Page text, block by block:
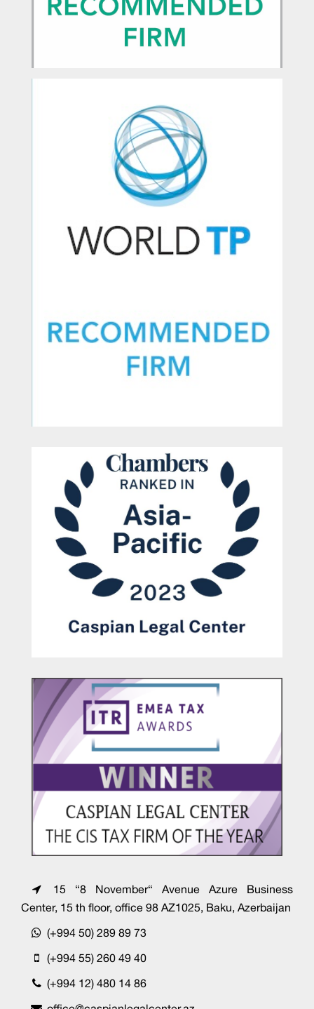
15 “8 November“ Avenue Azure Business
Center, 15 th floor, office 98 AZ1025, Baku, Azerbaijan
(+994 50) 289 89 73
(+994 55) 260 49 40
(+994 12) 480 14 86